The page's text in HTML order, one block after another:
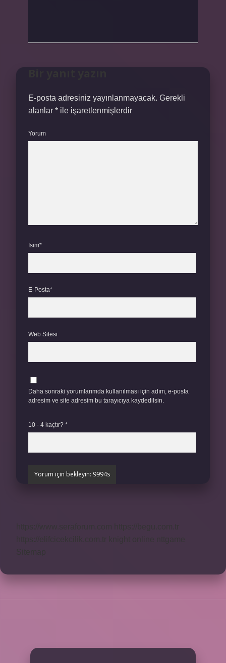
E-posta adresiniz yayınlanmayacak. Gerekli
alanlar * ile işaretlenmişlerdir
Yorum
İsim*
E-Posta*
Web Sitesi
Daha sonraki yorumlarımda kullanılması için adım, e-posta
adresim ve site adresim bu tarayıcıya kaydedilsin.
10 - 4 kaçtır? *